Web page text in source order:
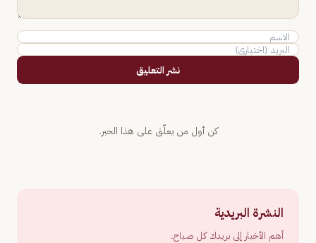
نشر التعليق
كن أول من يعلّق على هذا الخبر.
النشرة البريدية
أهم الأخبار إلى بريدك كل صباح.